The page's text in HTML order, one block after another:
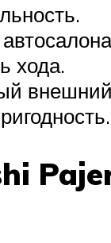
хода.